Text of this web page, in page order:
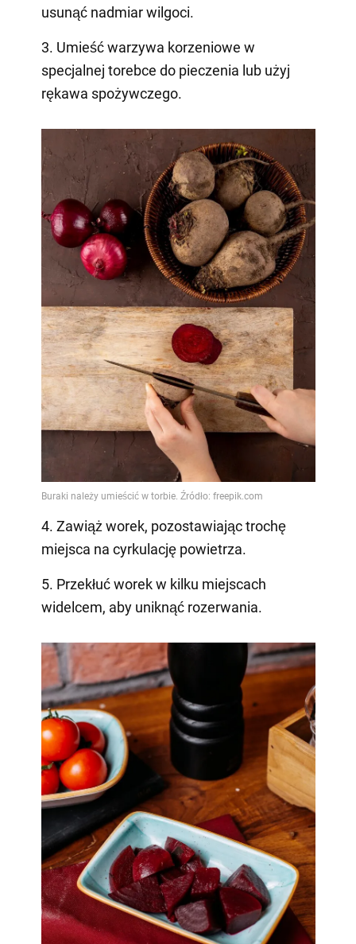
usunąć nadmiar wilgoci.
3. Umieść warzywa korzeniowe w
specjalnej torebce do pieczenia lub użyj
rękawa spożywczego.
4. Zawiąż worek, pozostawiając trochę
miejsca na cyrkulację powietrza.
5. Przekłuć worek w kilku miejscach
widelcem, aby uniknąć rozerwania.